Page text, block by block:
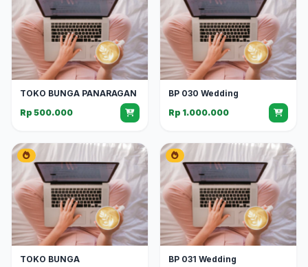
TOKO BUNGA PANARAGAN
Rp 500.000
BP 030 Wedding
Rp 1.000.000
TOKO BUNGA
BP 031 Wedding